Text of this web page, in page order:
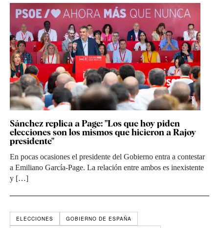
Sánchez replica a Page: "Los que hoy piden
elecciones son los mismos que hicieron a Rajoy
presidente"
En pocas ocasiones el presidente del Gobierno entra a contestar
a Emiliano García-Page. La relación entre ambos es inexistente
y […]
ELECCIONES
GOBIERNO DE ESPAÑA